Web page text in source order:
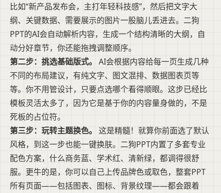
比如“新产品发布会，主打年轻科技感”，然后把文字大
纲、关键数据、需要展示的图片一股脑儿丢进去。二狗
PPT的AI会自动解析内容，生成一个结构清晰的大纲，自
动分好章节，你还能拖拽调整顺序。
第二步：挑选基础版式。 AI会根据内容给每一页生成几种
不同的布局建议，有纯文字、图文混排、数据图表页等
等。你不用管设计，只要点选哪个看得顺眼。这步已经比
模板灵活太多了，因为它是基于你的内容量身做的，不是
死板的占位符。
第三步：玩转主题换色。 这是精髓！就算你前面选了默认
风格，到这一步也能一键换肤。二狗PPT内置了多套专业
配色方案，什么商务蓝、学术红、清新绿，都调得很舒
服。更牛的是，你可以自己上传品牌色或取色，整套PPT
所有页面——包括图表、图标、背景纹理——都会跟着